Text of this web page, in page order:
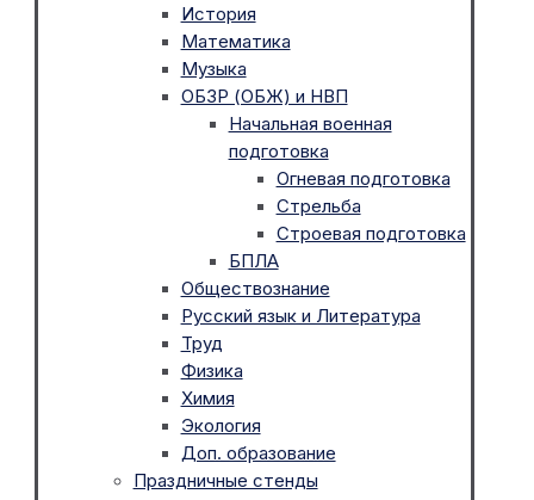
История
Математика
Музыка
ОБЗР (ОБЖ) и НВП
Начальная военная
подготовка
Огневая подготовка
Стрельба
Строевая подготовка
БПЛА
Обществознание
Русский язык и Литература
Труд
Физика
Химия
Экология
Доп. образование
Праздничные стенды